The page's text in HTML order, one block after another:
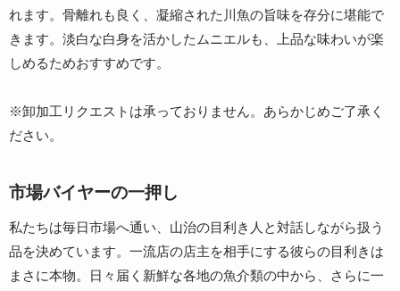
れます。骨離れも良く、凝縮された川魚の旨味を存分に堪能で
きます。淡白な白身を活かしたムニエルも、上品な味わいが楽
しめるためおすすめです。
※卸加工リクエストは承っておりません。あらかじめご了承く
ださい。
市場バイヤーの一押し
私たちは毎日市場へ通い、山治の目利き人と対話しながら扱う
品を決めています。一流店の店主を相手にする彼らの目利きは
まさに本物。日々届く新鮮な各地の魚介類の中から、さらに一